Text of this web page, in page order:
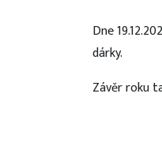
Dne
dárky.
Závěr roku